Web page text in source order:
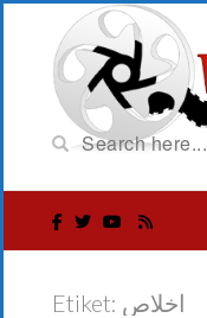
Etiket: اخلاص